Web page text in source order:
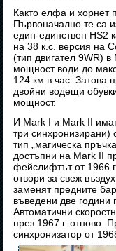
Както елфа и хорнет
Първоначално те са
един-единствен HS2
на 38 к.с. версия на
(тип двигател 9WR)
мощност води до
124 км в час. Затова
двойни водещи
мощност.
И Mark I и Mark II
три синхронизирани)
тип „магическа
достъпни на Mark II
фейслифтът от 1966
отвори за свеж
заменят предните
въведени две
Автоматични
през 1967 г. отново.
синхронизатор от